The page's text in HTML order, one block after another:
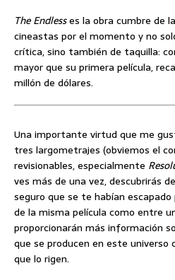
The Endlesses la obra cumbre de
cineastas por el momento y no
crítica, sino también de taquilla:
mayor que su primera película,
millón de dólares.
Una importante virtud que me
tres largometrajes (obviemos el
revisionables, especialmente
ves más de una vez, descubrirás
seguro que se te habían
de la misma película como entre
proporcionarán más información
que se producen en este
que lo rigen.